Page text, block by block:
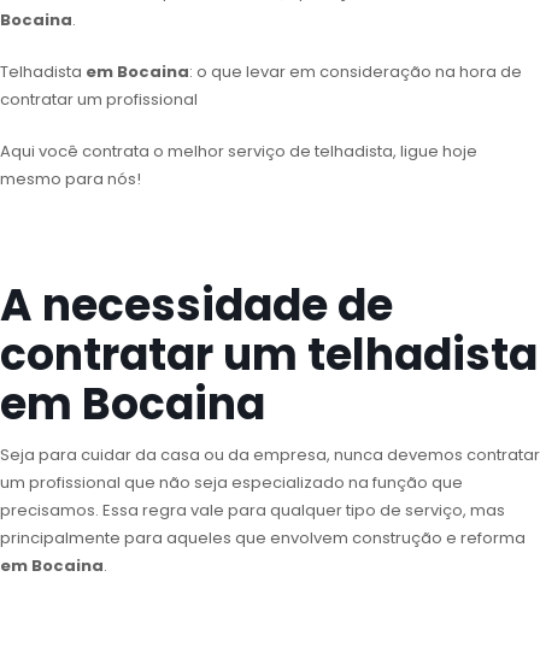
Bocaina.
Telhadista em Bocaina: o que levar em consideração na hora de
contratar um profissional
Aqui você contrata o melhor serviço de telhadista, ligue hoje
mesmo para nós!
A necessidade de
contratar um telhadista
em Bocaina
Seja para cuidar da casa ou da empresa, nunca devemos contratar
um profissional que não seja especializado na função que
precisamos. Essa regra vale para qualquer tipo de serviço, mas
principalmente para aqueles que envolvem construção e reforma
em Bocaina.